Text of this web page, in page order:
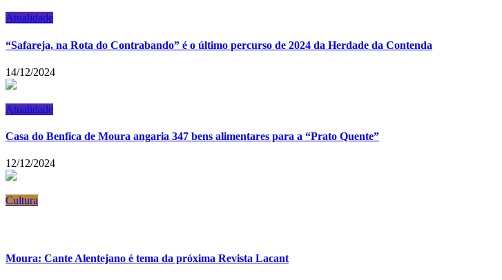
Atualidade
“Safareja, na Rota do Contrabando” é o último percurso de 2024 da Herdade da Contenda
14/12/2024
Atualidade
Casa do Benfica de Moura angaria 347 bens alimentares para a “Prato Quente”
12/12/2024
Cultura
Moura: Cante Alentejano é tema da próxima Revista Lacant